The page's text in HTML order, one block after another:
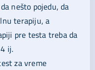
nešto pojedu, da
terapiju, a
pre testa treba da
ij.
za vreme